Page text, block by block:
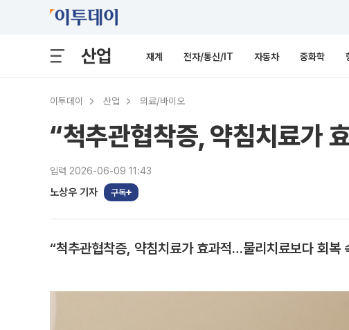
산업 재계 전자/통신/IT 자동차 중화학
이투데이 산업 의료/바이오
“척추관협착증, 약침치료가
입력 2026-06-09 11:43
노상우 기자 구독
“척추관협착증, 약침치료가 효과적…물리치료보다 회복